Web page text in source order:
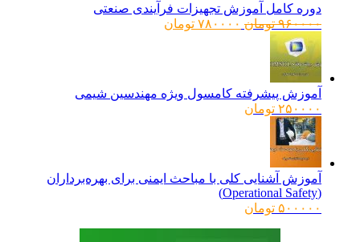
دوره کامل آموزش تجهیزات فرآیندی صنعتی
۹۶۰۰۰۰ تومانقیمت
۷۸۰۰۰۰ تومانقیمت
آموزش پیشرفته کامسول ویژه مهندسین شیمی
۲۵۰۰۰۰ تومان
آموزش آشنایی کلی با مباحث ایمنی برای بهره‌برداران
۵۰۰۰۰۰ تومان